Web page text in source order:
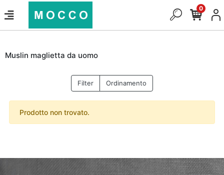
0
Muslin maglietta da uomo
Filter Ordinamento
Prodotto non trovato.